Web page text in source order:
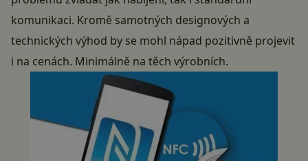
komunikaci. Kromě samotných designových a
technických výhod by se mohl nápad pozitivně projevit
i na cenách. Minimálně na těch výrobních.